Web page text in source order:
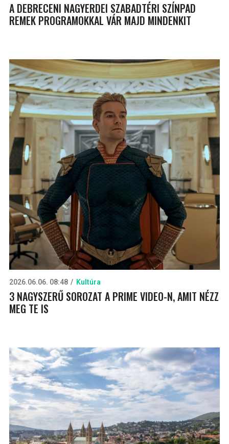
A DEBRECENI NAGYERDEI SZABADTÉRI SZÍNPAD
REMEK PROGRAMOKKAL VÁR MAJD MINDENKIT
2026.06.06. 08:48 Kultúra
3 NAGYSZERŰ SOROZAT A PRIME VIDEO-N, AMIT NÉZZ
MEG TE IS